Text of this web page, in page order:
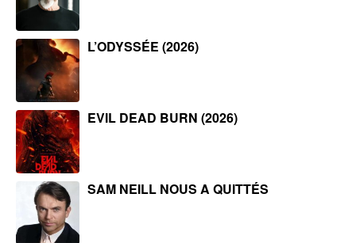
L’ODYSSÉE (2026)
EVIL DEAD BURN (2026)
SAM NEILL NOUS A QUITTÉS